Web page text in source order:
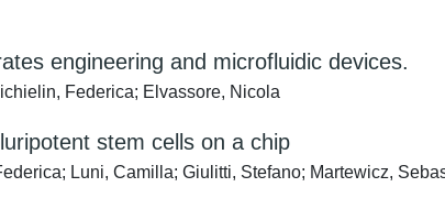
engineering and microfluidic devices.
Federica; Elvassore, Nicola
stem cells on a chip
Luni, Camilla; Giulitti, Stefano; Martewicz,